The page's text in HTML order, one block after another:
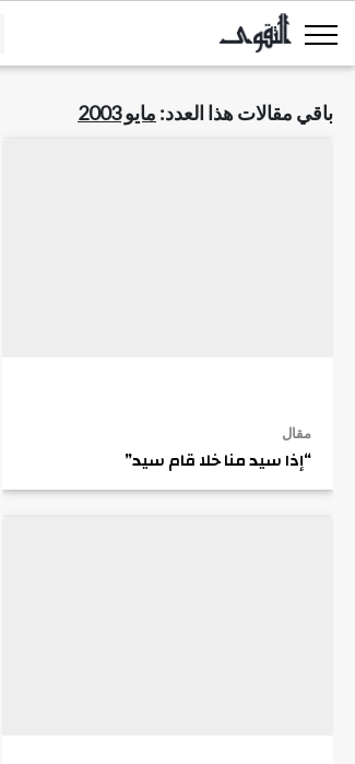
باقي مقالات هذا العدد: مايو 2003
مقال
“إذا سيد منا خلا قام سيد”